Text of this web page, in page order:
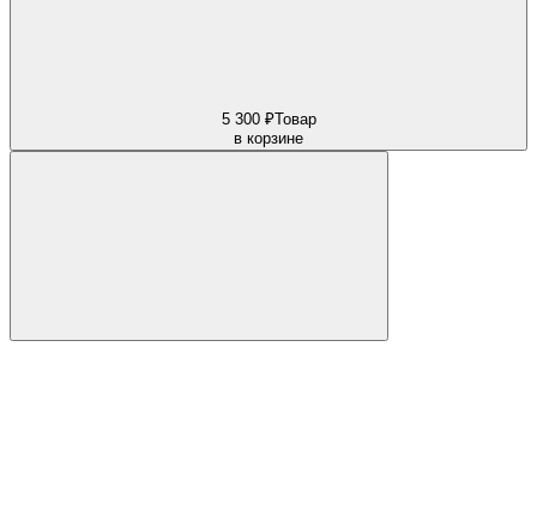
5 300 ₽Товар
в корзине